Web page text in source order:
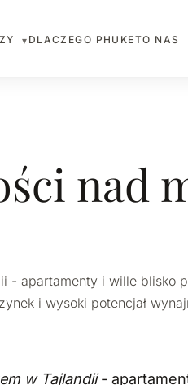
▾ DLACZEGO PHUKETO NAS
nad
- apartamenty i wille blisko
i wysoki potencjał
w Tajlandii-